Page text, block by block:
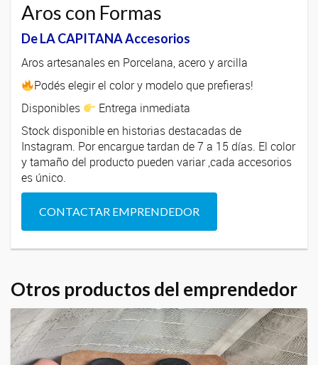
Aros con Formas
De LA CAPITANA Accesorios
Aros artesanales en Porcelana, acero y arcilla
Podés elegir el color y modelo que prefieras!
Disponibles
Entrega inmediata
Stock disponible en historias destacadas de
Instagram. Por encargue tardan de 7 a 15 días. El color
y tamaño del producto pueden variar ,cada accesorios
es único.
CONTACTAR EMPRENDEDOR
Otros productos del emprendedor